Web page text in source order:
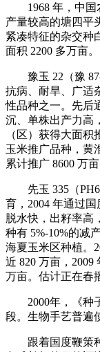
1968 年，中国
产量较高的塘四平
紧凑特征的杂交种
面积 2200 多万亩。
豫玉 22（豫 87-
抗病、耐旱、广适
性品种之一。先后
沉、单株出产力高
（区）获得大面积
玉米推广品种，黄
累计推广 8600 万
先玉 335（
育，2004 年通过
脱水快，出籽率高
种有 5%-10%的减
海夏玉米区种植。
近 820 万亩，2009
万亩。估计正在春
2000年，《种子
段。生物手艺普遍
跟着国度鞭策种